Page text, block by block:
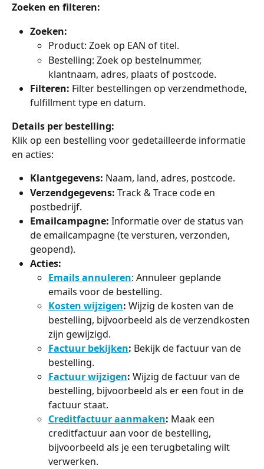
Zoeken en filteren:
Zoeken:
Product: Zoek op EAN of titel.
Bestelling: Zoek op bestelnummer,
klantnaam, adres, plaats of postcode.
Filteren: Filter bestellingen op verzendmethode,
fulfillment type en datum.
Details per bestelling:
Klik op een bestelling voor gedetailleerde informatie
en acties:
Klantgegevens: Naam, land, adres, postcode.
Verzendgegevens: Track & Trace code en
postbedrijf.
Emailcampagne: Informatie over de status van
de emailcampagne (te versturen, verzonden,
geopend).
Acties:
Emails annuleren: Annuleer geplande
emails voor de bestelling.
Kosten wijzigen: Wijzig de kosten van de
bestelling, bijvoorbeeld als de verzendkosten
zijn gewijzigd.
Factuur bekijken: Bekijk de factuur van de
bestelling.
Factuur wijzigen: Wijzig de factuur van de
bestelling, bijvoorbeeld als er een fout in de
factuur staat.
Creditfactuur aanmaken: Maak een
creditfactuur aan voor de bestelling,
bijvoorbeeld als je een terugbetaling wilt
verwerken.